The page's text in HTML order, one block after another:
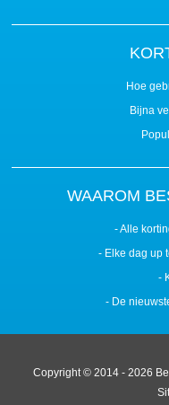
Hoe
Bijna
WAAROM
- Alle
- Elke dag up
-
- De
Copyright © 2014 - 2026